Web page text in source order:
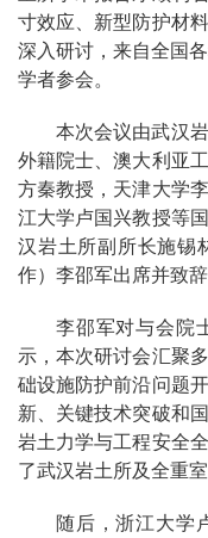
寸效应、新型防护材
深入研讨，来自全国
学者参会。
本次会议由武汉
外籍院士、澳大利亚
方秦教授，天津大学
江大学卢国兴教授等
汉岩土所副所长施锡
作）李邵军出席并致辞
李邵军对与会院
示，本次研讨会汇聚
础设施防护前沿问题
新、关键技术突破和
岩土力学与工程安全
了武汉岩土所及全重
随后，浙江大学